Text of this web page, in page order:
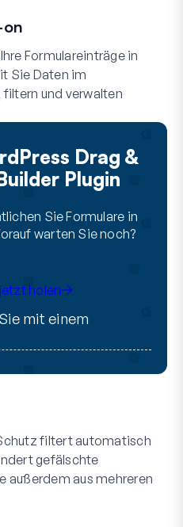
Formulareinträge in
Sie Daten im
und verwalten
Drag &
Plugin
Sie Formulare in
warten Sie noch?
holen
mit einem
filtert automatisch
gefälschte
außerdem aus mehreren